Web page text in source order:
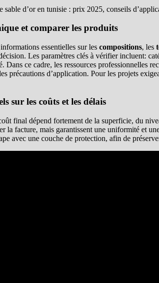
et comparer les produits
essentielles sur les compositions, les
Les paramètres clés à vérifier incluent:
Dans ce cadre, les ressources professionnelles
précautions d’application. Pour les projets
sur les coûts et les délais
final dépend fortement de la superficie, du
la facture, mais garantissent une uniformité et
avec une couche de protection, afin de